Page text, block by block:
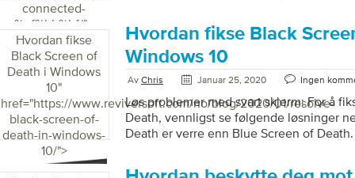
connected-
%ef%bb%bf/">
sammenkoblede enhetene ikke kobler
trinn for hvordan du kan løse dette
Bluetooth-tjenester på nytt Den
for å løse dette problemet er å starte på
Hvordan fikse
Black Screen of
Death i Windows
10"
href="https://www.reviversoft.com/no/blog/2020/01/resolve-
black-screen-of-
death-in-windows-
10/">
Hvordan fikse Black
Windows 10
Av Chris Januar 25, 2020 Ingen
Løs problemer med svart skjerm: For å
Death, vennligst se følgende løsninger
Death er verre enn Blue Screen of